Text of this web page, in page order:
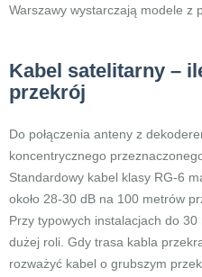
Warszawy wystarczają modele z
Kabel satelitarny –
przekrój
Do połączenia anteny z
koncentrycznego
Standardowy kabel klasy RG-6
około 28-30 dB na 100 metrów
Przy typowych instalacjach do
dużej roli. Gdy trasa kabla
rozważyć kabel o grubszym